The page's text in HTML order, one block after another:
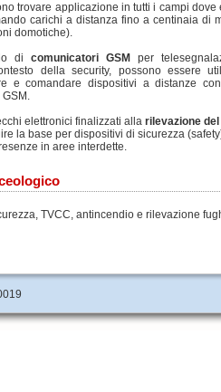
trovare applicazione in tutti i campi
carichi a distanza fino a centinaia di
domotiche).
di comunicatori GSM
per
della security, possono essere
e comandare dispositivi a distanze
elettronici finalizzati allarilevazione
la base per dispositivi di sicurezza
in aree interdette.
TVCC, antincendio e rilevazione